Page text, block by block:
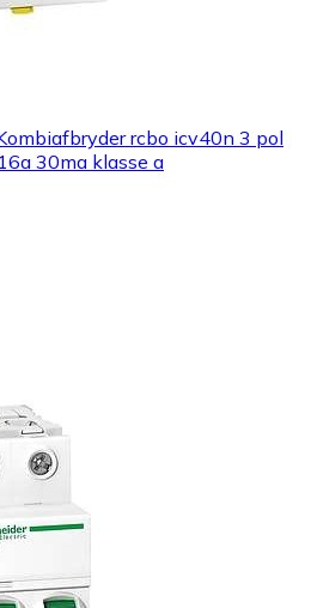
rcbo icv40n 3 pol
30ma klasse a